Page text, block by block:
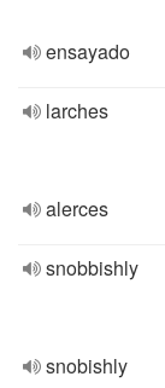
ensayado
larches
alerces
snobbishly
snobishly